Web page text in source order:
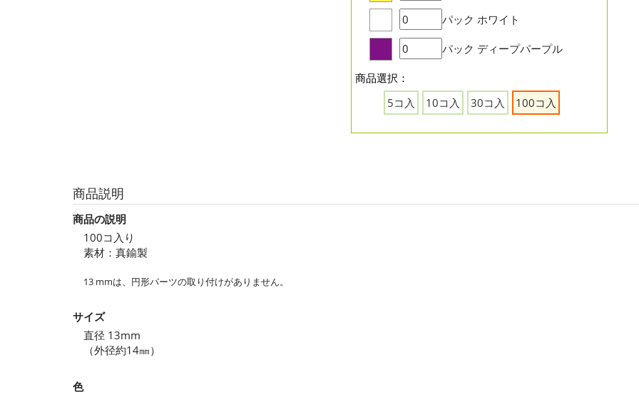
パック ホワイト
パック ディープパープル
商品選択：
5コ入
10コ入 30コ入 100コ入
商品説明
商品の説明
100コ入り
素材：真鍮製
13 mmは、円形パーツの取り付けがありません。
サイズ
直径 13mm
（外径約14㎜）
色